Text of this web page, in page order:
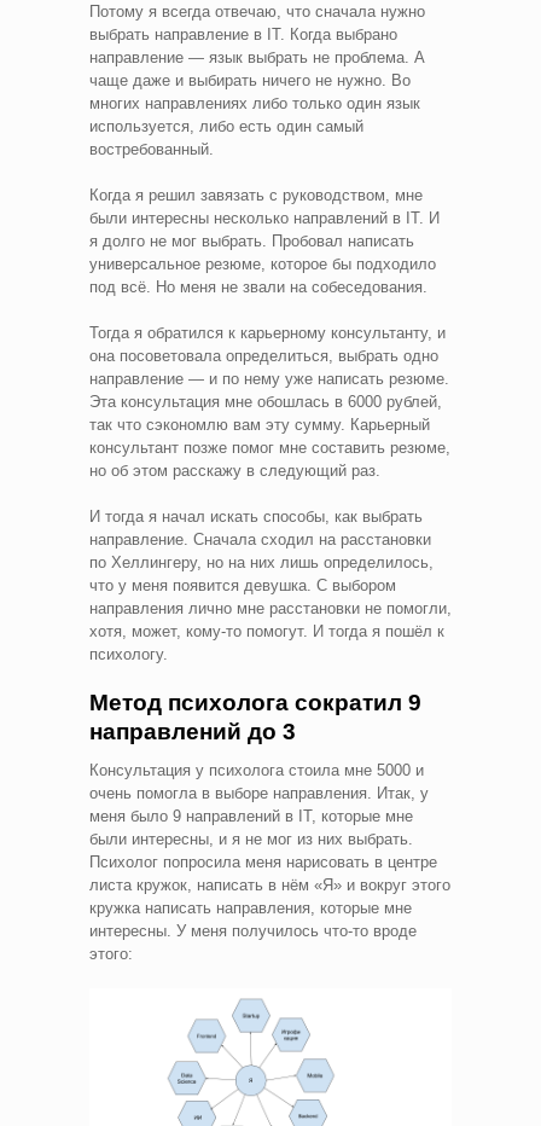
Потому я всегда отвечаю, что сначала нужно
выбрать направление в IT. Когда выбрано
направление — язык выбрать не проблема. А
чаще даже и выбирать ничего не нужно. Во
многих направлениях либо только один язык
используется, либо есть один самый
востребованный.
Когда я решил завязать с руководством, мне
были интересны несколько направлений в IT. И
я долго не мог выбрать. Пробовал написать
универсальное резюме, которое бы подходило
под всё. Но меня не звали на собеседования.
Тогда я обратился к карьерному консультанту, и
она посоветовала определиться, выбрать одно
направление — и по нему уже написать резюме.
Эта консультация мне обошлась в 6000 рублей,
так что сэкономлю вам эту сумму. Карьерный
консультант позже помог мне составить резюме,
но об этом расскажу в следующий раз.
И тогда я начал искать способы, как выбрать
направление. Сначала сходил на расстановки
по Хеллингеру, но на них лишь определилось,
что у меня появится девушка. С выбором
направления лично мне расстановки не помогли,
хотя, может, кому-то помогут. И тогда я пошёл к
психологу.
Метод психолога сократил 9
направлений до 3
Консультация у психолога стоила мне 5000 и
очень помогла в выборе направления. Итак, у
меня было 9 направлений в IT, которые мне
были интересны, и я не мог из них выбрать.
Психолог попросила меня нарисовать в центре
листа кружок, написать в нём «Я» и вокруг этого
кружка написать направления, которые мне
интересны. У меня получилось что-то вроде
этого: